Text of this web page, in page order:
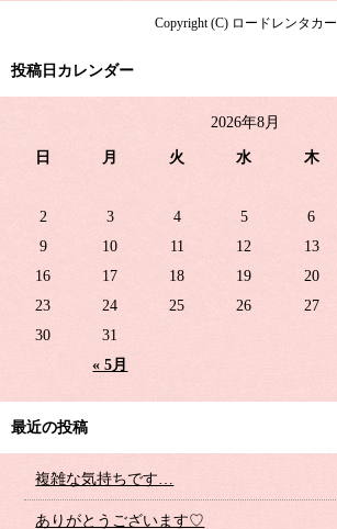
Copyright (C) ロードレンタカー
投稿日カレンダー
2026年8月
日 月 火 水 木
« 5月
2
3 4 5 6
9
10 11 12 13
16
17 18 19 20
23
24 25 26 27
30
31
最近の投稿
複雑な気持ちです…
ありがとうございます♡